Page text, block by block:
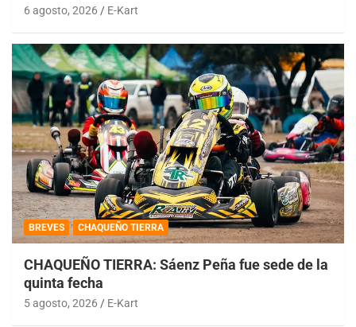
6 agosto, 2026 E-Kart
BREVES CHAQUEÑO TIERRA
CHAQUEÑO TIERRA: Sáenz Peña fue sede de la
quinta fecha
5 agosto, 2026 E-Kart